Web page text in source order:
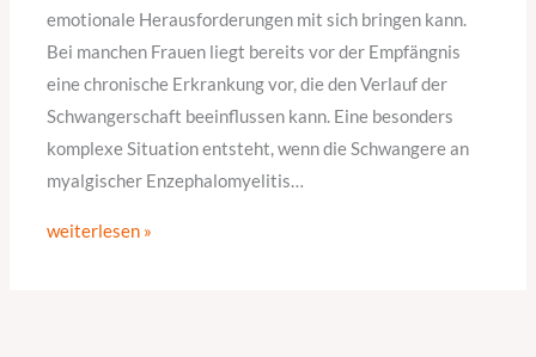
emotionale Herausforderungen mit sich bringen kann.
Bei manchen Frauen liegt bereits vor der Empfängnis
eine chronische Erkrankung vor, die den Verlauf der
Schwangerschaft beeinflussen kann. Eine besonders
komplexe Situation entsteht, wenn die Schwangere an
myalgischer Enzephalomyelitis…
weiterlesen »